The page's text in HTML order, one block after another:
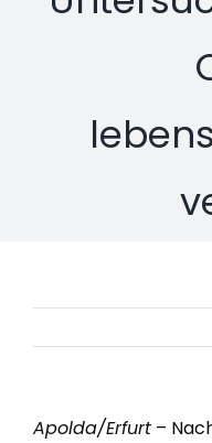
Apolda/Erfurt–